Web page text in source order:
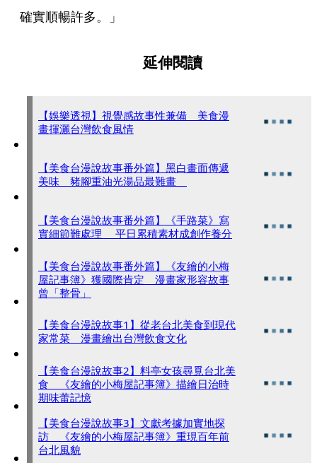
確實順暢許多。」
延伸閱讀
【娛樂透視】視覺感故事性兼備 美食漫
畫揮灑台灣飲食風情
【美食台漫說故事番外篇】黑白畫面傳遞
美味 豬腳重油光湯品最難畫
【美食台漫說故事番外篇】《手路菜》寫
實細節難處理 平日累積素材成創作養分
【美食台漫說故事番外篇】《友繪的小梅
屋記事簿》獲國際肯定 漫畫家形容故事
曾「整骨」
【美食台漫說故事1】從老台北美食到現代
家常菜 漫畫繪出台灣飲食文化
【美食台漫說故事2】料亭女孩尋覓台北美
食 《友繪的小梅屋記事簿》描繪日治時
期味蕾記憶
【美食台漫說故事3】文獻考據加實地探
訪 《友繪的小梅屋記事簿》重現百年前
台北風貌